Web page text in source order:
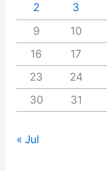
2
3
9
10
16
17
23
24
30
31
« Jul